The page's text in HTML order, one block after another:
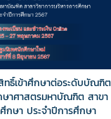
ทธิ์เข้าศึกษาต่อระดับบัณฑิต
าศาสตรมหาบัณฑิต สาขา
กษา ประจำปีการศึกษา